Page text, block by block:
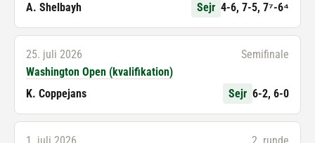
A. Shelbayh
Sejr 4-6, 7-5, 7⁷-6⁴
25. juli 2026
Semifinale
Washington Open (kvalifikation)
K. Coppejans
Sejr 6-2, 6-0